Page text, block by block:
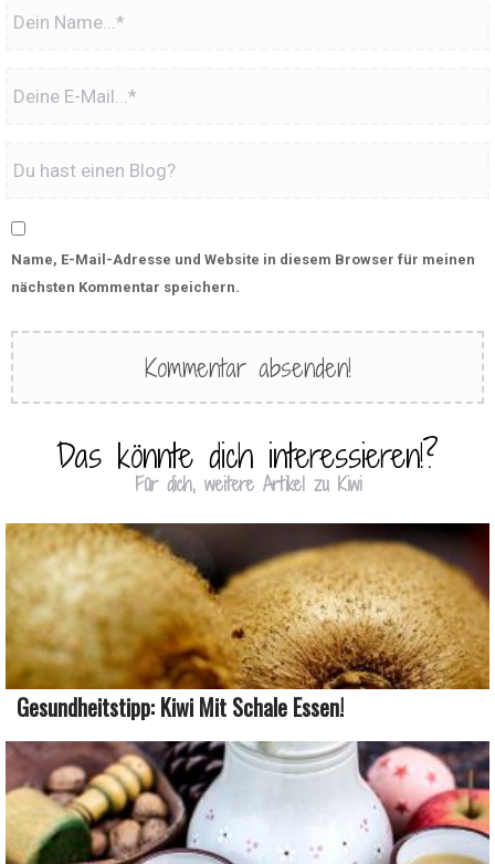
Name, E-Mail-Adresse und Website in diesem Browser für meinen
nächsten Kommentar speichern.
Das könnte dich interessieren!?
Für dich, weitere Artikel zu Kiwi
Gesundheitstipp: Kiwi Mit Schale Essen!